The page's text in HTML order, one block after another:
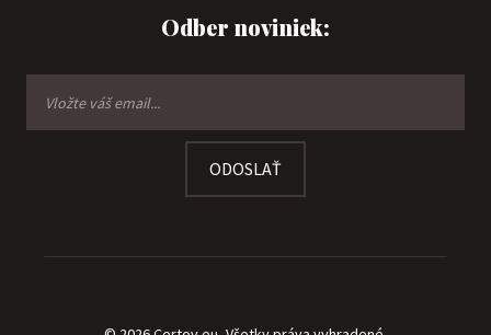
Odber noviniek:
ODOSLAŤ